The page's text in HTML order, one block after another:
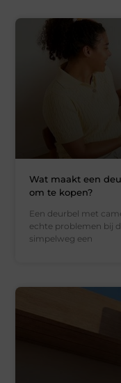
Wat maakt een
om te kopen?
Een deurbel met
echte problemen bij
simpelweg een